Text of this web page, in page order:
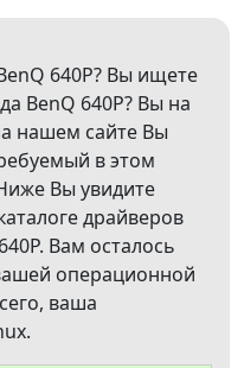
640P? Вы ищете
BenQ 640P? Вы на
нашем сайте Вы
в этом
Вы увидите
драйверов
Вам осталось
операционной
ваша